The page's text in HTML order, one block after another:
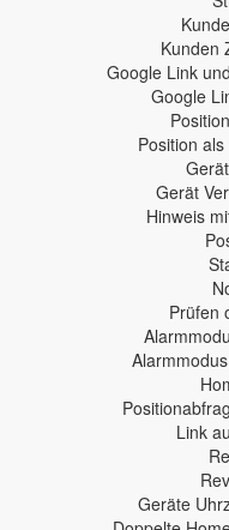
Kunden
Google Link
Google
Position
Gerät
Hinweis
Prüfen
Link
Geräte